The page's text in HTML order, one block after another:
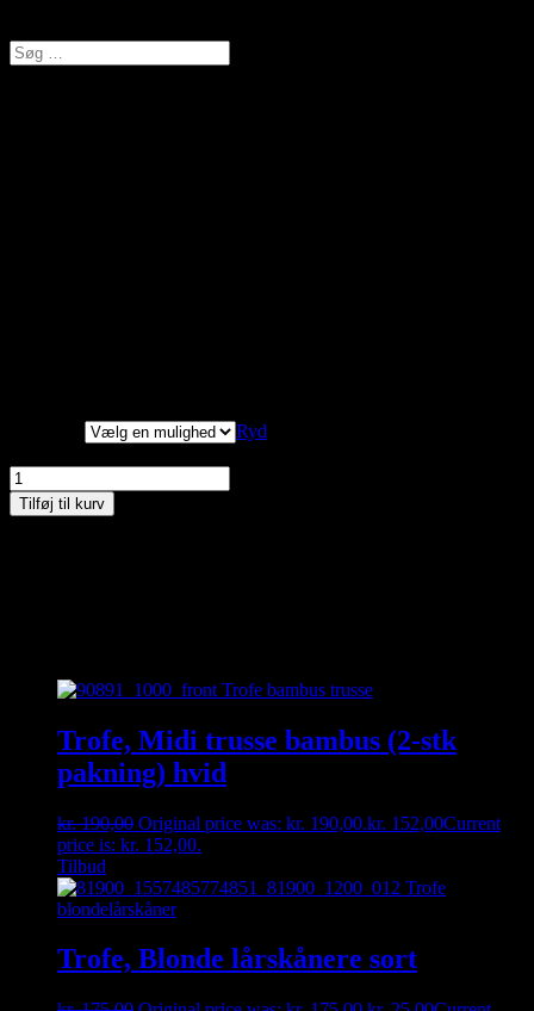
Ryd
Tilføj til kurv
Trofe, Midi trusse bambus (2-stk
pakning) hvid
kr.190,00 Original price was: kr. 190,00.kr. 152,00Current
price is: kr. 152,00.
Tilbud
Trofe, Blonde lårskånere sort